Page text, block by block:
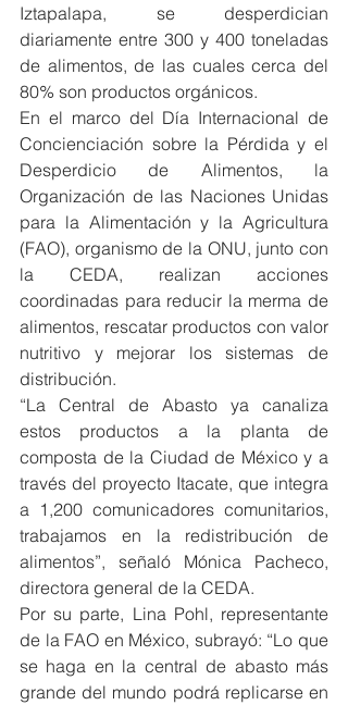
Iztapalapa, se desperdician
diariamente entre 300 y 400 toneladas
de alimentos, de las cuales cerca del
80% son productos orgánicos.
En el marco del Día Internacional de
Concienciación sobre la Pérdida y el
Desperdicio de Alimentos, la
Organización de las Naciones Unidas
para la Alimentación y la Agricultura
(FAO), organismo de la ONU, junto con
la CEDA, realizan acciones
coordinadas para reducir la merma de
alimentos, rescatar productos con valor
nutritivo y mejorar los sistemas de
distribución.
“La Central de Abasto ya canaliza
estos productos a la planta de
composta de la Ciudad de México y a
través del proyecto Itacate, que integra
a 1,200 comunicadores comunitarios,
trabajamos en la redistribución de
alimentos”, señaló Mónica Pacheco,
directora general de la CEDA.
Por su parte, Lina Pohl, representante
de la FAO en México, subrayó: “Lo que
se haga en la central de abasto más
grande del mundo podrá replicarse en